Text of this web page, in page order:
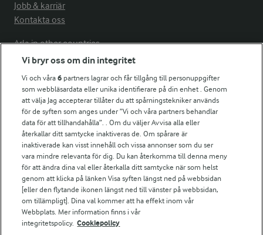
Jobb & karriär
Kontakta oss
Arla in other countries
Fler Arlasajter
För ägare
Arlas kundportal
Arla.com
Falbygdens Ost
Arla webbshop
Bildbank
Vi bryr oss om din integritet
Vi och våra6 partners lagrar och får tillgång till personuppgifter
som webbläsardata eller unika identifierare på din enhet . Genom
att välja Jag accepterar tillåter du att spårningstekniker används
för de syften som anges under ”Vi och våra partners behandlar
data för att tillhandahålla”. . Om du väljer Avvisa alla eller
återkallar ditt samtycke inaktiveras de. Om spårare är
inaktiverade kan visst innehåll och vissa annonser som du ser
vara mindre relevanta för dig. Du kan återkomma till denna meny
för att ändra dina val eller återkalla ditt samtycke när som helst
genom att klicka på länken Visa syften längst ned på webbsidan
[eller den flytande ikonen längst ned till vänster på webbsidan,
om tillämpligt]. Dina val kommer att ha effekt inom vår
Webbplats. Mer information finns i vår
integritetspolicy. Cookiepolicy